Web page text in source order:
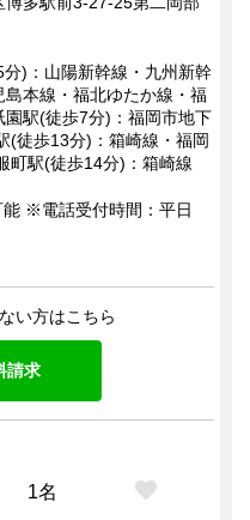
ービス（有料）
受け（エントランス）
ロッカー
プラン
検索
)：山陽新幹線・九州新幹
本線・福北ゆたか線・福
園駅(徒歩7分)：福岡市地下
(徒歩13分)：箱崎線・福岡
町駅(徒歩14分)：箱崎線
※電話受付時間：平日
い方はこちら
請求
1名